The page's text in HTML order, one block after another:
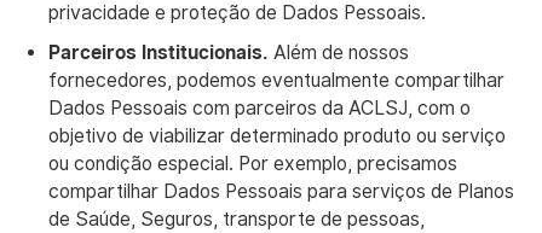
privacidade e proteção de Dados Pessoais.
Parceiros Institucionais. Além de nossos
fornecedores, podemos eventualmente compartilhar
Dados Pessoais com parceiros da ACLSJ, com o
objetivo de viabilizar determinado produto ou serviço
ou condição especial. Por exemplo, precisamos
compartilhar Dados Pessoais para serviços de Planos
de Saúde, Seguros, transporte de pessoas,